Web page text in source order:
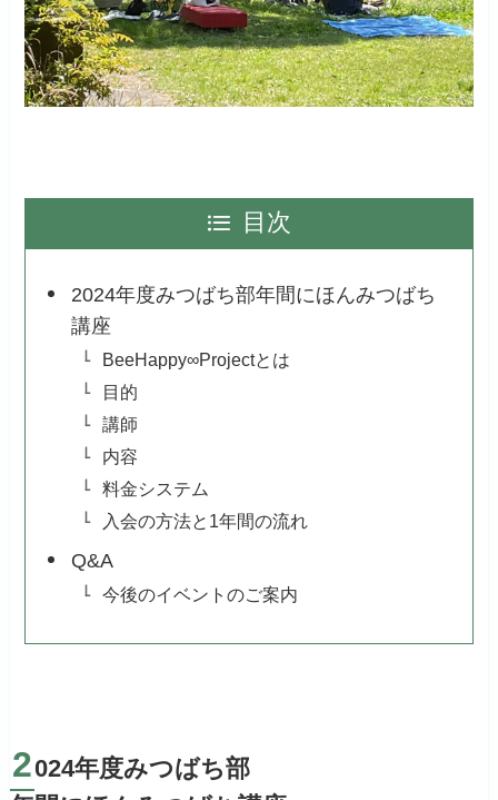
目次
2024年度みつばち部年間にほんみつばち
講座
BeeHappy∞Projectとは
目的
講師
内容
料金システム
入会の方法と1年間の流れ
Q&A
今後のイベントのご案内
2024年度みつばち部